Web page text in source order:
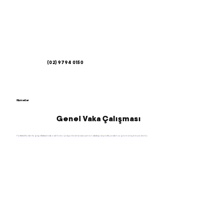
(02) 9794 0150
Fairfield Kadın Sağlığı Merkezi'nde özel Vaka Çalışanlarımız size uzman desteği ve pratik yardım sağlamak için buradalar.
Genel Vaka Çalışması
Hizmetler